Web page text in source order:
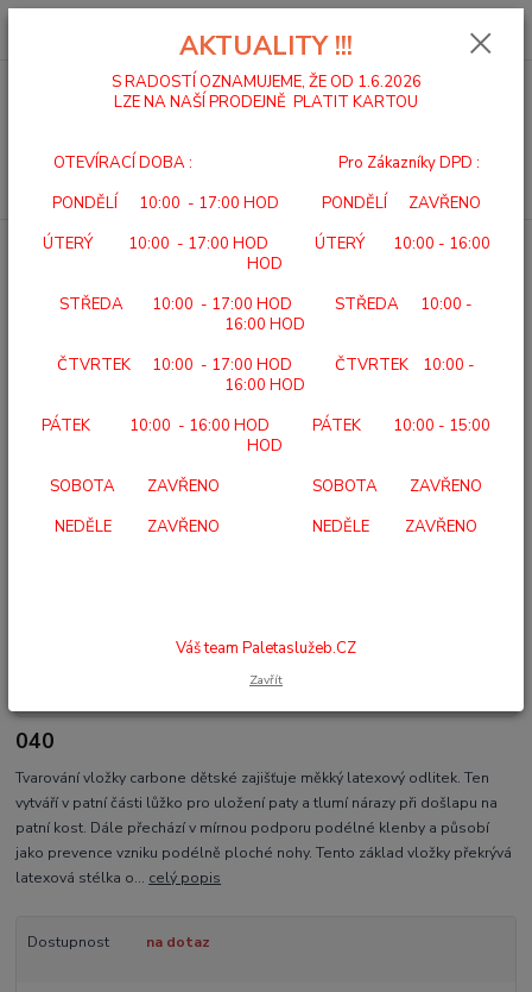
0,00 Kč
Úvod VLOŽKY SVORTO VLOŽKY CARBONE DĚTSKÉ
VLOŽKY CARBONE DĚTSKÉ
040
Tvarování vložky carbone dětské zajišťuje měkký latexový odlitek. Ten
vytváří v patní části lůžko pro uložení paty a tlumí nárazy při došlapu na
patní kost. Dále přechází v mírnou podporu podélné klenby a působí
jako prevence vzniku podélně ploché nohy. Tento základ vložky překrývá
latexová stélka o... celý popis
Dostupnost na dotaz
AKTUALITY !!!
S RADOSTÍ OZNAMUJEME, ŽE OD 1.6.2026
LZE NA NAŠÍ PRODEJNĚ PLATIT KARTOU
OTEVÍRACÍ DOBA : Pro Zákazníky DPD :
PONDĚLÍ 10:00 - 17:00 HOD PONDĚLÍ ZAVŘENO
ÚTERÝ 10:00 - 17:00 HOD ÚTERÝ 10:00 - 16:00
HOD
STŘEDA 10:00 - 17:00 HOD STŘEDA 10:00 -
16:00 HOD
ČTVRTEK 10:00 - 17:00 HOD ČTVRTEK 10:00 -
16:00 HOD
PÁTEK 10:00 - 16:00 HOD PÁTEK 10:00 - 15:00
HOD
SOBOTA ZAVŘENO SOBOTA ZAVŘENO
NEDĚLE ZAVŘENO NEDĚLE ZAVŘENO
Váš team Paletaslužeb.CZ
Zavřít